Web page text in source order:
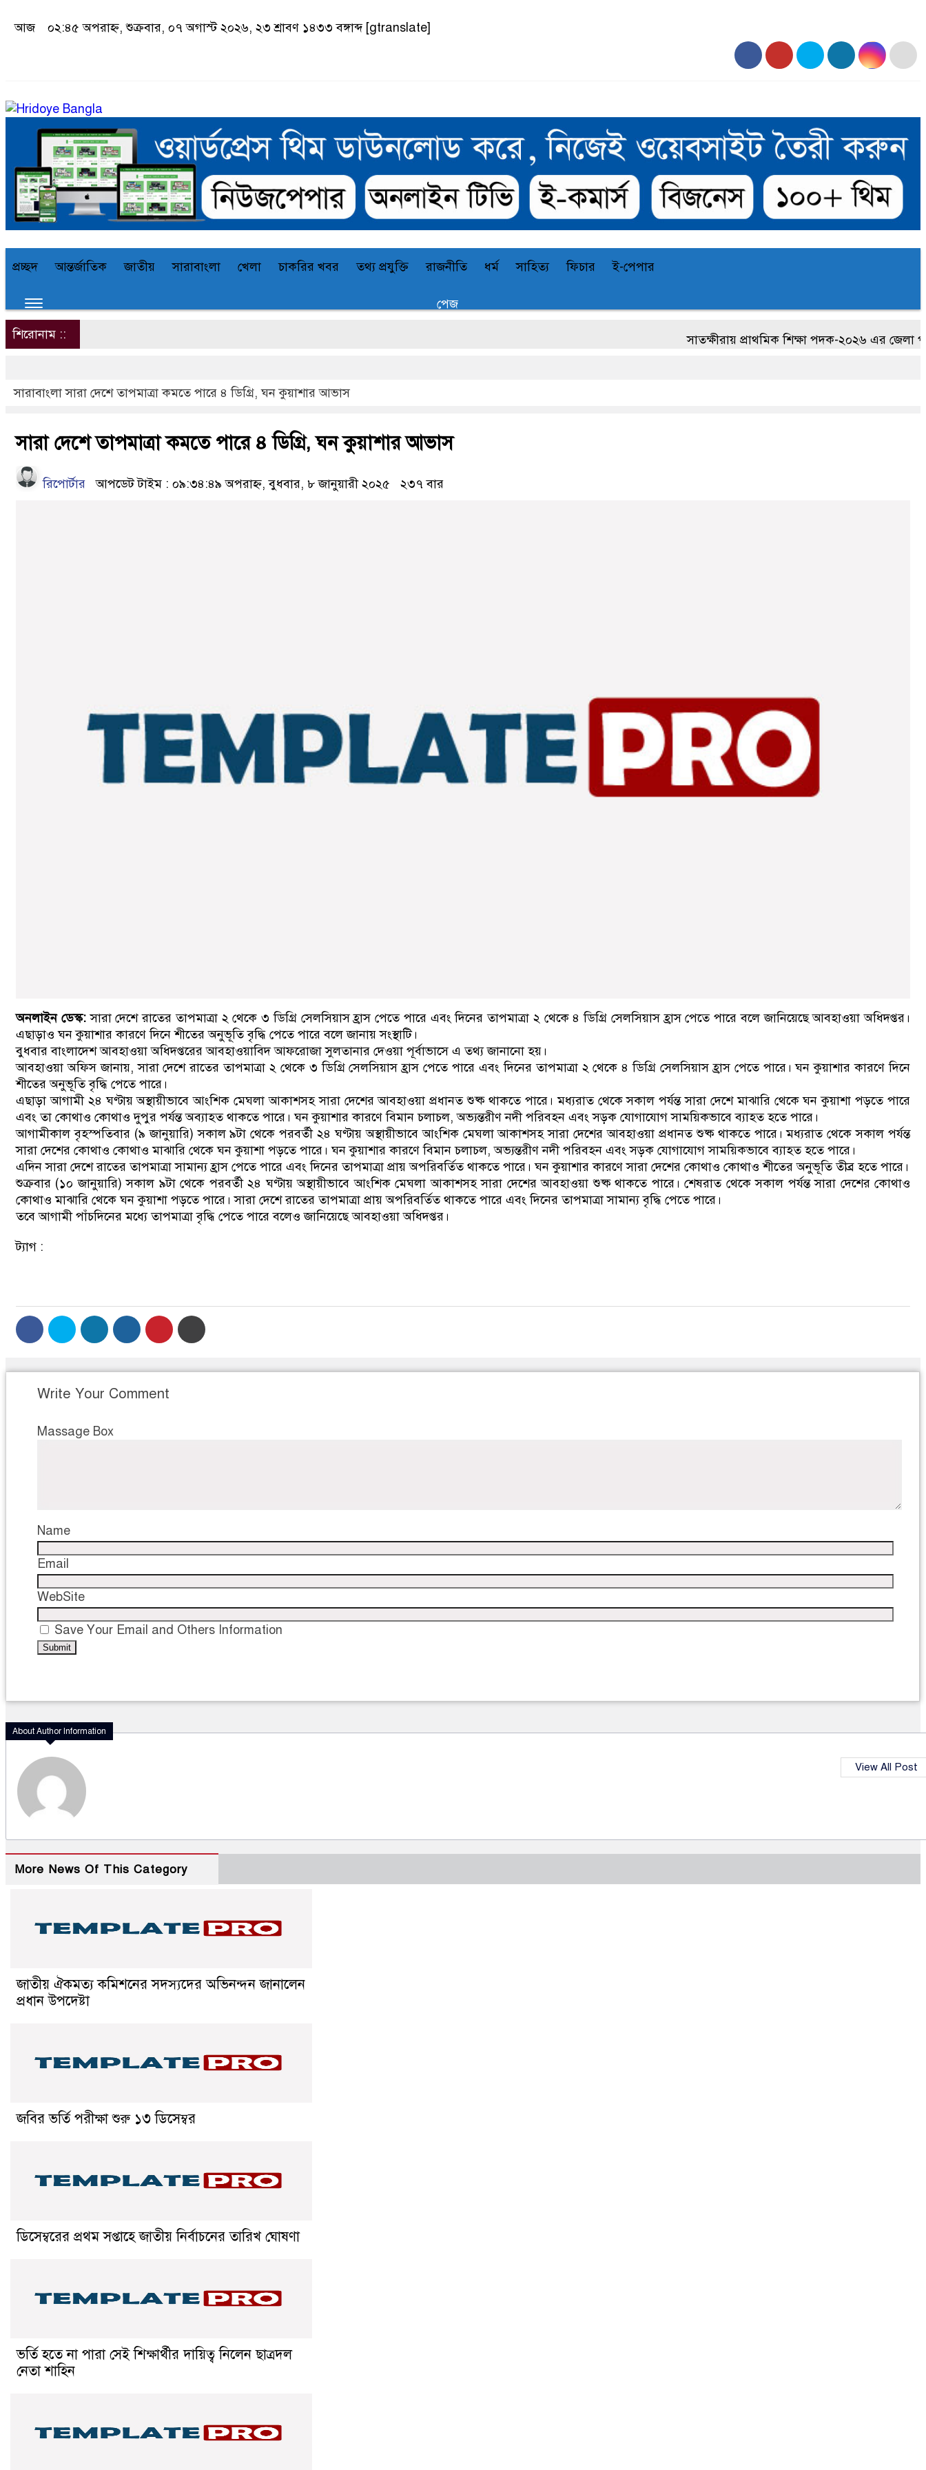
আজ ০২:৪৫ অপরাহ্ন, শুক্রবার, ০৭ অগাস্ট ২০২৬, ২৩ শ্রাবণ ১৪৩৩ বঙ্গাব্দ [gtranslate]
প্রচ্ছদ আন্তর্জাতিক জাতীয় সারাবাংলা খেলা চাকরির খবর তথ্য প্রযুক্তি রাজনীতি ধর্ম সাহিত্য ফিচার ই-পেপার
পেজ
শিরোনাম ::
সাতক্ষীরায় প্রাথমিক শিক্ষা পদক-২০২৬ এর জেলা পর্যায়ের
সারাবাংলা সারা দেশে তাপমাত্রা কমতে পারে ৪ ডিগ্রি, ঘন কুয়াশার আভাস
সারা দেশে তাপমাত্রা কমতে পারে ৪ ডিগ্রি, ঘন কুয়াশার আভাস
রিপোর্টার আপডেট টাইম : ০৯:৩৪:৪৯ অপরাহ্ন, বুধবার, ৮ জানুয়ারী ২০২৫ ২৩৭ বার
অনলাইন ডেস্ক:সারা দেশে রাতের তাপমাত্রা ২ থেকে ৩ ডিগ্রি সেলসিয়াস হ্রাস পেতে পারে এবং দিনের তাপমাত্রা ২ থেকে ৪ ডিগ্রি সেলসিয়াস হ্রাস পেতে পারে বলে জানিয়েছে আবহাওয়া অধিদপ্তর।
এছাড়াও ঘন কুয়াশার কারণে দিনে শীতের অনুভূতি বৃদ্ধি পেতে পারে বলে জানায় সংস্থাটি।
বুধবার বাংলাদেশ আবহাওয়া অধিদপ্তরের আবহাওয়াবিদ আফরোজা সুলতানার দেওয়া পূর্বাভাসে এ তথ্য জানানো হয়।
আবহাওয়া অফিস জানায়, সারা দেশে রাতের তাপমাত্রা ২ থেকে ৩ ডিগ্রি সেলসিয়াস হ্রাস পেতে পারে এবং দিনের তাপমাত্রা ২ থেকে ৪ ডিগ্রি সেলসিয়াস হ্রাস পেতে পারে। ঘন কুয়াশার কারণে দিনে
শীতের অনুভূতি বৃদ্ধি পেতে পারে।
এছাড়া আগামী ২৪ ঘণ্টায় অস্থায়ীভাবে আংশিক মেঘলা আকাশসহ সারা দেশের আবহাওয়া প্রধানত শুষ্ক থাকতে পারে। মধ্যরাত থেকে সকাল পর্যন্ত সারা দেশে মাঝারি থেকে ঘন কুয়াশা পড়তে পারে
এবং তা কোথাও কোথাও দুপুর পর্যন্ত অব্যাহত থাকতে পারে। ঘন কুয়াশার কারণে বিমান চলাচল, অভ্যন্তরীণ নদী পরিবহন এবং সড়ক যোগাযোগ সাময়িকভাবে ব্যাহত হতে পারে।
আগামীকাল বৃহস্পতিবার (৯ জানুয়ারি) সকাল ৯টা থেকে পরবর্তী ২৪ ঘণ্টায় অস্থায়ীভাবে আংশিক মেঘলা আকাশসহ সারা দেশের আবহাওয়া প্রধানত শুষ্ক থাকতে পারে। মধ্যরাত থেকে সকাল পর্যন্ত
সারা দেশের কোথাও কোথাও মাঝারি থেকে ঘন কুয়াশা পড়তে পারে। ঘন কুয়াশার কারণে বিমান চলাচল, অভ্যন্তরীণ নদী পরিবহন এবং সড়ক যোগাযোগ সাময়িকভাবে ব্যাহত হতে পারে।
এদিন সারা দেশে রাতের তাপমাত্রা সামান্য হ্রাস পেতে পারে এবং দিনের তাপমাত্রা প্রায় অপরিবর্তিত থাকতে পারে। ঘন কুয়াশার কারণে সারা দেশের কোথাও কোথাও শীতের অনুভূতি তীব্র হতে পারে।
শুক্রবার (১০ জানুয়ারি) সকাল ৯টা থেকে পরবর্তী ২৪ ঘণ্টায় অস্থায়ীভাবে আংশিক মেঘলা আকাশসহ সারা দেশের আবহাওয়া শুষ্ক থাকতে পারে। শেষরাত থেকে সকাল পর্যন্ত সারা দেশের কোথাও
কোথাও মাঝারি থেকে ঘন কুয়াশা পড়তে পারে। সারা দেশে রাতের তাপমাত্রা প্রায় অপরিবর্তিত থাকতে পারে এবং দিনের তাপমাত্রা সামান্য বৃদ্ধি পেতে পারে।
তবে আগামী পাঁচদিনের মধ্যে তাপমাত্রা বৃদ্ধি পেতে পারে বলেও জানিয়েছে আবহাওয়া অধিদপ্তর।
ট্যাগ :
Write Your Comment
Massage Box
Name
Email
WebSite
Save Your Email and Others Information
About Author Information
View All Post
More News Of This Category
জাতীয় ঐকমত্য কমিশনের সদস্যদের অভিনন্দন জানালেন
প্রধান উপদেষ্টা
জবির ভর্তি পরীক্ষা শুরু ১৩ ডিসেম্বর
ডিসেম্বরের প্রথম সপ্তাহে জাতীয় নির্বাচনের তারিখ ঘোষণা
ভর্তি হতে না পারা সেই শিক্ষার্থীর দায়িত্ব নিলেন ছাত্রদল
নেতা শাহিন